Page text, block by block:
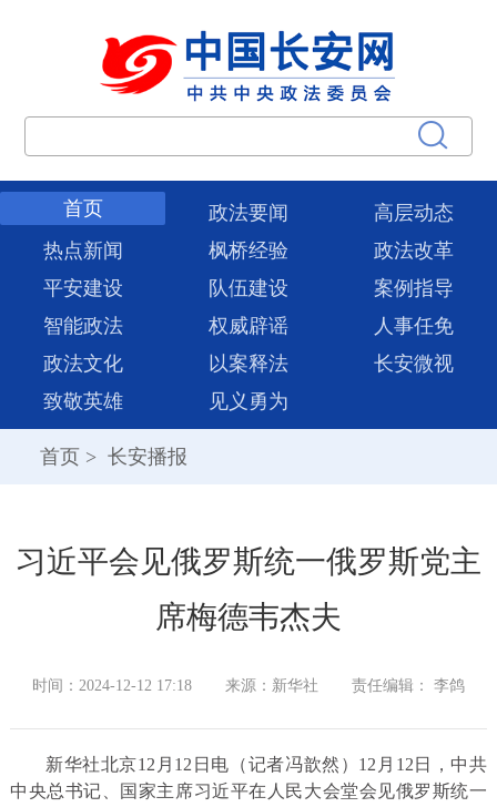
首页 政法要闻
高层动态
热点新闻
枫桥经验
政法改革
平安建设
队伍建设
案例指导
智能政法
权威辟谣
人事任免
政法文化
以案释法
长安微视
致敬英雄
见义勇为
首页 > 长安播报
习近平会见俄罗斯统一俄罗斯党主
席梅德韦杰夫
时间：2024-12-12 17:18 来源：新华社 责任编辑： 李鸽
新华社北京12月12日电（记者冯歆然）12月12日，中共
中央总书记、国家主席习近平在人民大会堂会见俄罗斯统一